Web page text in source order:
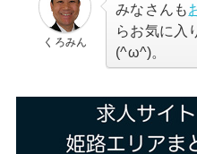
くろみん
みなさんも
らお気に入
(^ω^)。